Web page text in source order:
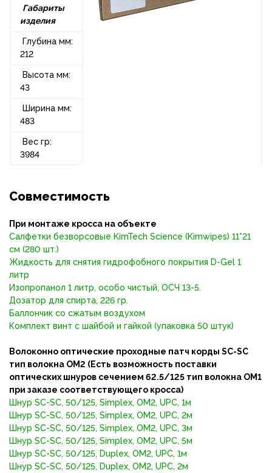
Габариты
изделия
Глубина мм:
212
Высота мм:
43
Ширина мм:
483
Вес гр:
3984
Совместимость
При монтаже кросса на объекте
Салфетки безворсовые KimTech Science (Kimwipes) 11*21
см (280 шт.)
Жидкость для снятия гидрофобного покрытия D-Gel 1
литр
Изопропанол 1 литр, особо чистый, ОСЧ 13-5.
Дозатор для спирта, 226 гр.
Баллончик со сжатым воздухом
Комплект винт с шайбой и гайкой (упаковка 50 штук)
Волоконно оптические проходные патч корды SC-SC
тип волокна OM2 (Есть возможность поставки
оптических шнуров сечением 62.5/125 тип волокна ОМ1
при заказе соответствующего кросса)
Шнур SC-SC, 50/125, Simplex, OM2, UPC, 1м
Шнур SC-SC, 50/125, Simplex, OM2, UPC, 2м
Шнур SC-SC, 50/125, Simplex, OM2, UPC, 3м
Шнур SC-SC, 50/125, Simplex, OM2, UPC, 5м
Шнур SC-SC, 50/125, Duplex, OM2, UPC, 1м
Шнур SC-SC, 50/125, Duplex, OM2, UPC, 2м